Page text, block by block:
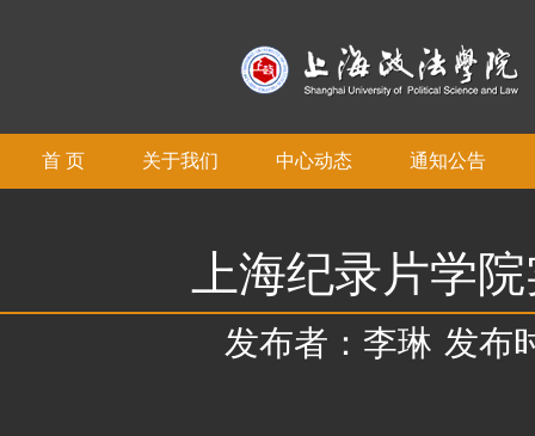
首 页 关于我们 中心动态 通知公告
上海纪录片学
发布者：李琳 发布